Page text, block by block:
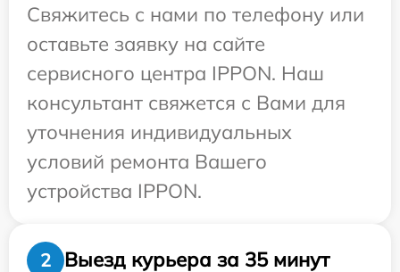
Свяжитесь с нами по телефону или
оставьте заявку на сайте
сервисного центра IPPON. Наш
консультант свяжется с Вами для
уточнения индивидуальных
условий ремонта Вашего
устройства IPPON.
2 Выезд курьера за 35 минут